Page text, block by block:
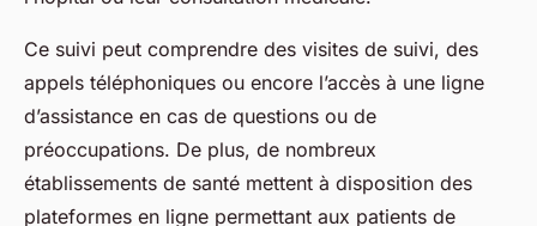
Ce suivi peut comprendre des visites de suivi, des
appels téléphoniques ou encore l’accès à une ligne
d’assistance en cas de questions ou de
préoccupations. De plus, de nombreux
établissements de santé mettent à disposition des
plateformes en ligne permettant aux patients de